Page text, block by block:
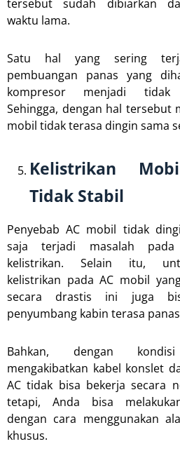
tersebut sudah dibiarkan
waktu lama.
Satu hal yang sering
pembuangan panas yang
kompresor menjadi tidak
Sehingga, dengan hal tersebut
mobil tidak terasa dingin sama
Kelistrikan
Tidak Stabil
Penyebab AC mobil tidak
saja terjadi masalah pada
kelistrikan. Selain itu,
kelistrikan pada AC mobil
secara drastis ini juga
penyumbang kabin terasa
Bahkan, dengan
mengakibatkan kabel konslet
AC tidak bisa bekerja secara
tetapi, Anda bisa
dengan cara menggunakan
khusus.